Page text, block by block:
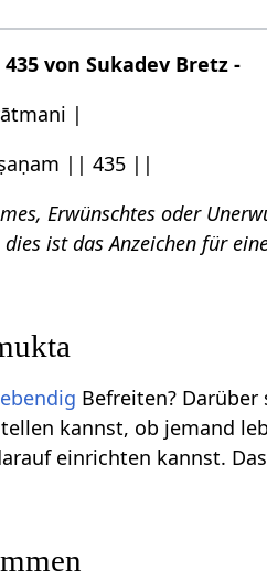
von Sukadev Bretz -
|
|| 435 ||
Erwünschtes oder
ist das Anzeichen für
Befreiten? Darüber
kannst, ob jemand
einrichten kannst.